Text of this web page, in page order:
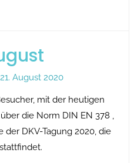
21. August 2020
mit der heutigen
die Norm DIN EN 378 ,
DKV-Tagung 2020, die